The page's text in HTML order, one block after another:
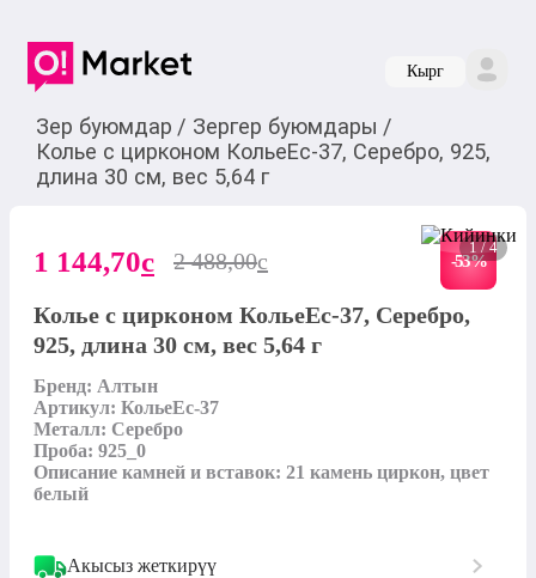
Кырг
Зер буюмдар / Зергер буюмдары /
Колье с цирконом КольеЕс-37, Серебро, 925,
длина 30 см, вес 5,64 г
1 / 4
1 144,70c 2 488,00c -53%
Колье с цирконом КольеЕс-37, Серебро,
925, длина 30 см, вес 5,64 г
Бренд: Алтын
Артикул: КольеЕс-37
Металл: Серебро
Проба: 925_0
Описание камней и вставок: 21 камень циркон, цвет
белый
Акысыз жеткирүү